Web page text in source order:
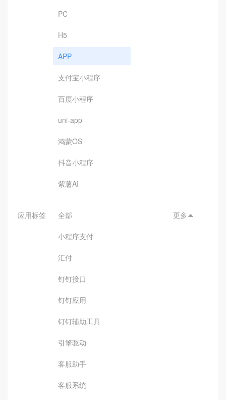
PC
H5
APP
支付宝小程序
百度小程序
uni-app
鸿蒙OS
抖音小程序
紫薯AI
应用标签 全部
小程序支付
汇付
钉钉接口
钉钉应用
钉钉辅助工具
引擎驱动
客服助手
客服系统
更多 